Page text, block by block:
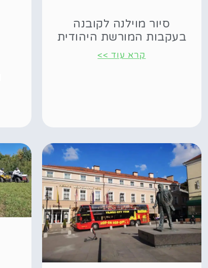
סיור מוילנה לקובנה
בעקבות המורשת היהודית
קרא עוד >>